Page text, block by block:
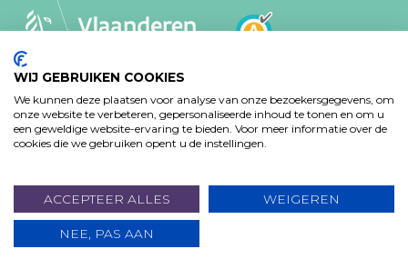
DOE EEN GIFT
MVO-BELEID
PRIVACY VERKLARING
TOEGANKELIJKHEIDSVERKLARING
www.koba.be
WIJ GEBRUIKEN COOKIES
We kunnen deze plaatsen voor analyse van onze bezoekersgegevens, om
onze website te verbeteren, gepersonaliseerde inhoud te tonen en om u
een geweldige website-ervaring te bieden. Voor meer informatie over de
cookies die we gebruiken opent u de instellingen.
ACCEPTEER ALLES WEIGEREN
NEE, PAS AAN